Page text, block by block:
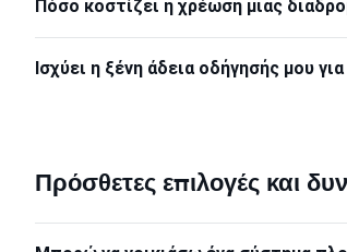
Πόσο κοστίζει η χρέωση μιας
Ισχύει η ξένη άδεια οδήγησής μου
Πρόσθετες επιλογές και